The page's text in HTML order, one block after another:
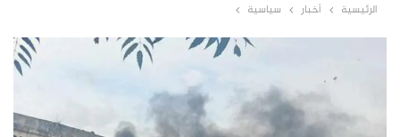
الرئيسية أخبار سياسية